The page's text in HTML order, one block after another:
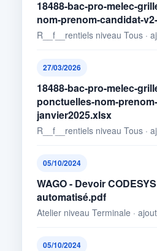
18488-bac-pro-melec-
nom-prenom-candidat-
R__f__rentiels niveau Tous ·
27/03/2026
18488-bac-pro-melec-
ponctuelles-nom-
janvier2025.xlsx
R__f__rentiels niveau Tous ·
05/10/2024
WAGO - Devoir
automatisé.pdf
Atelier niveau Terminale ·
05/10/2024